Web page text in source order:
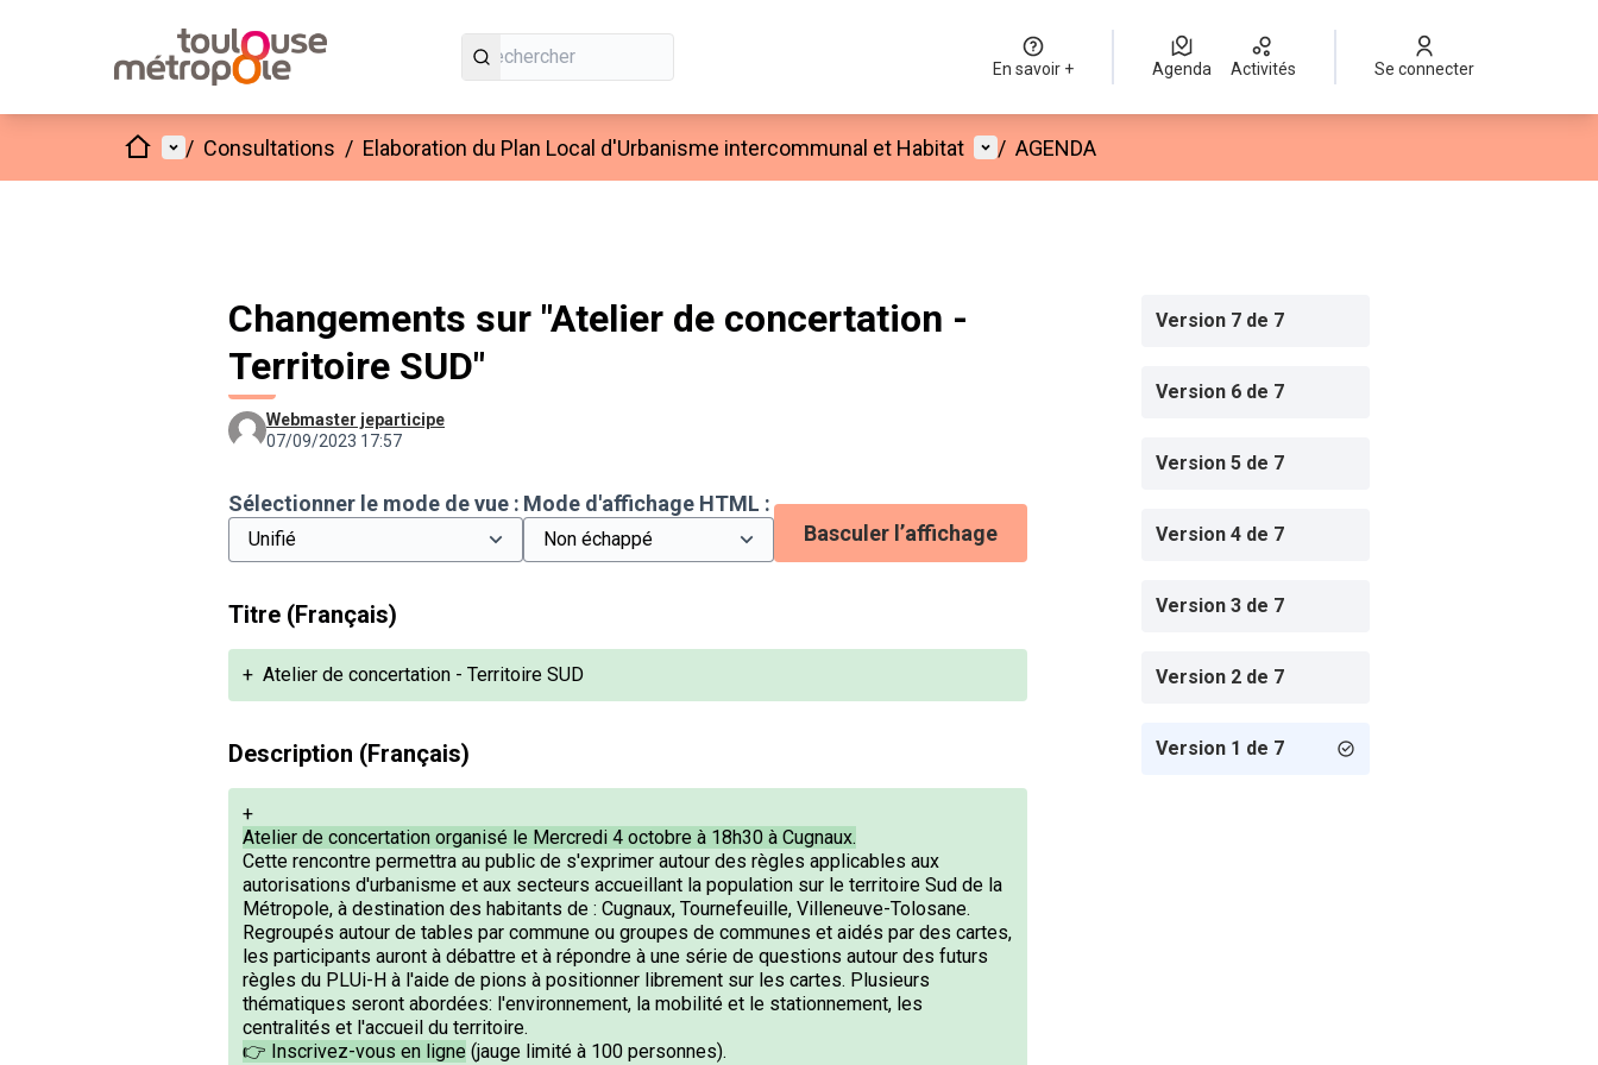
En savoir + Agenda Activités Se connecter
AccueilMenu principal
/ Consultations / Elaboration du Plan Local d'Urbanisme intercommunal et Habitat Menu utilisateur
/ AGENDA
Changements sur "Atelier de concertation -
Territoire SUD"
Webmaster jeparticipe
07/09/2023 17:57
Sélectionner le mode de vue : Mode d'affichage HTML :
Basculer l’affichage
Titre (Français)
+ Atelier de concertation - Territoire SUD
Description (Français)
+
Atelier de concertation organisé le Mercredi 4 octobre à 18h30 à Cugnaux.
Cette rencontre permettra au public de s'exprimer autour des règles applicables aux
autorisations d'urbanisme et aux secteurs accueillant la population sur le territoire Sud de la
Métropole, à destination des habitants de : Cugnaux, Tournefeuille, Villeneuve-Tolosane.
Regroupés autour de tables par commune ou groupes de communes et aidés par des cartes,
les participants auront à débattre et à répondre à une série de questions autour des futurs
règles du PLUi-H à l'aide de pions à positionner librement sur les cartes. Plusieurs
thématiques seront abordées: l'environnement, la mobilité et le stationnement, les
centralités et l'accueil du territoire.
👉 Inscrivez-vous en ligne (jauge limité à 100 personnes).
Version 7 de 7
Version 6 de 7
Version 5 de 7
Version 4 de 7
Version 3 de 7
Version 2 de 7
Version 1 de 7